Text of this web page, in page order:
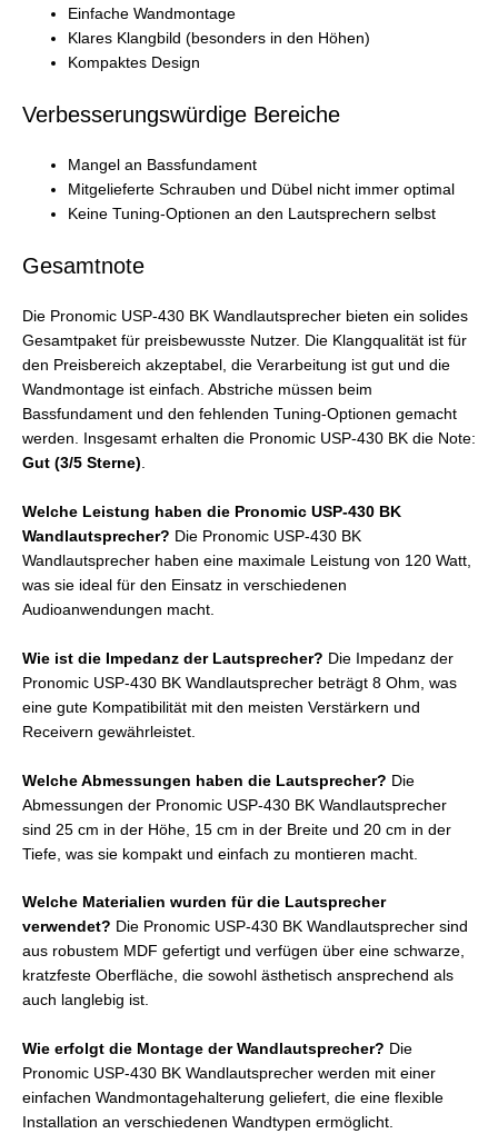
Einfache Wandmontage
Klares Klangbild (besonders in den Höhen)
Kompaktes Design
Verbesserungswürdige Bereiche
Mangel an Bassfundament
Mitgelieferte Schrauben und Dübel nicht immer optimal
Keine Tuning-Optionen an den Lautsprechern selbst
Gesamtnote
Die Pronomic USP-430 BK Wandlautsprecher bieten ein solides
Gesamtpaket für preisbewusste Nutzer. Die Klangqualität ist für
den Preisbereich akzeptabel, die Verarbeitung ist gut und die
Wandmontage ist einfach. Abstriche müssen beim
Bassfundament und den fehlenden Tuning-Optionen gemacht
werden. Insgesamt erhalten die Pronomic USP-430 BK die Note:
Gut (3/5 Sterne)
Welche Leistung haben die Pronomic USP-430 BK
Wandlautsprecher? Die Pronomic USP-430 BK
Wandlautsprecher haben eine maximale Leistung von 120 Watt,
was sie ideal für den Einsatz in verschiedenen
Audioanwendungen macht.
Wie ist die Impedanz der Lautsprecher? Die Impedanz der
Pronomic USP-430 BK Wandlautsprecher beträgt 8 Ohm, was
eine gute Kompatibilität mit den meisten Verstärkern und
Receivern gewährleistet.
Welche Abmessungen haben die Lautsprecher? Die
Abmessungen der Pronomic USP-430 BK Wandlautsprecher
sind 25 cm in der Höhe, 15 cm in der Breite und 20 cm in der
Tiefe, was sie kompakt und einfach zu montieren macht.
Welche Materialien wurden für die Lautsprecher
verwendet? Die Pronomic USP-430 BK Wandlautsprecher sind
aus robustem MDF gefertigt und verfügen über eine schwarze,
kratzfeste Oberfläche, die sowohl ästhetisch ansprechend als
auch langlebig ist.
Wie erfolgt die Montage der Wandlautsprecher? Die
Pronomic USP-430 BK Wandlautsprecher werden mit einer
einfachen Wandmontagehalterung geliefert, die eine flexible
Installation an verschiedenen Wandtypen ermöglicht.